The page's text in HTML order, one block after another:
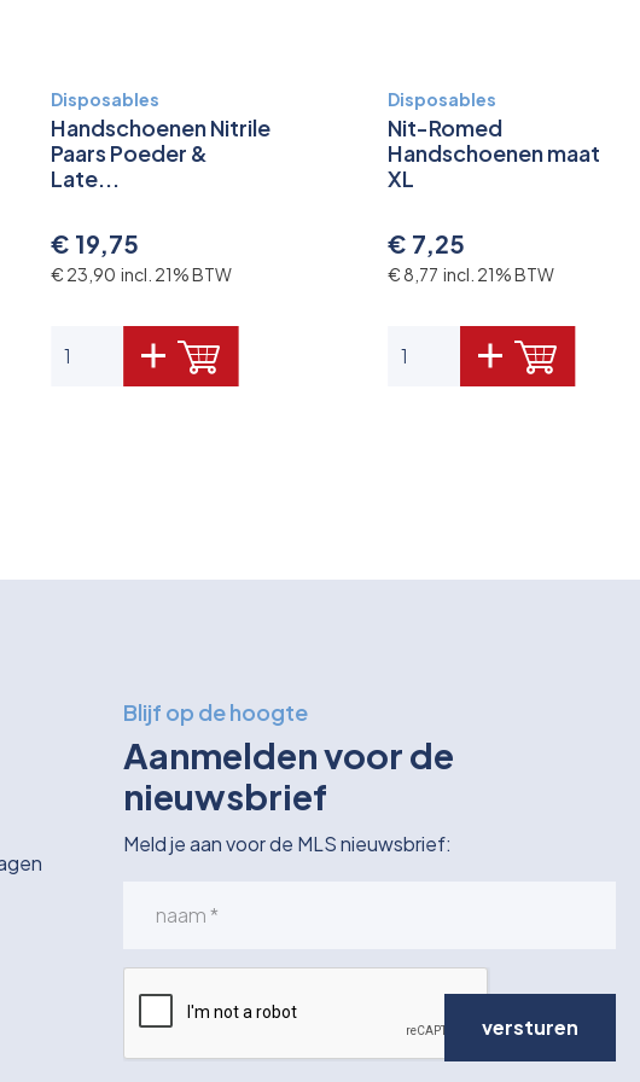
Disposables
Handschoenen Nitrile
Paars Poeder &
Late...
€ 19,75
€ 23,90 incl. 21% BTW
Disposables
Nit-Romed
Handschoenen maat
XL
€ 7,25
€ 8,77 incl. 21% BTW
Blijf op de hoogte
Aanmelden voor de
nieuwsbrief
Meld je aan voor de MLS nieuwsbrief:
versturen